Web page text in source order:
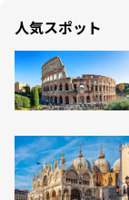
人気スポット